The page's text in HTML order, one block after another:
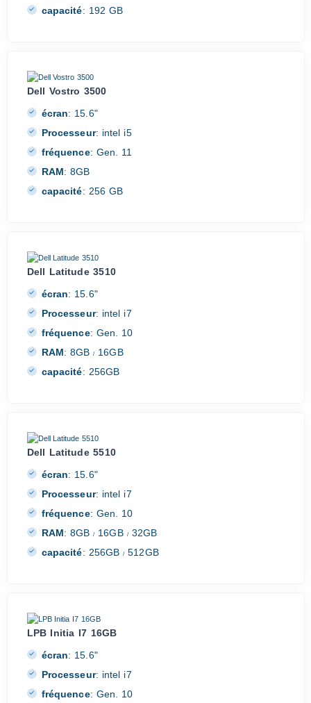
capacité: 192 GB
Dell Vostro 3500
écran: 15.6"
Processeur: intel i5
fréquence: Gen. 11
RAM: 8GB
capacité: 256 GB
Dell Latitude 3510
écran: 15.6"
Processeur: intel i7
fréquence: Gen. 10
RAM: 8GB/ 16GB
capacité: 256GB
Dell Latitude 5510
écran: 15.6"
Processeur: intel i7
fréquence: Gen. 10
RAM: 8GB/ 16GB /32GB
capacité: 256GB/ 512GB
LPB Initia I7 16GB
écran: 15.6"
Processeur: intel i7
fréquence: Gen. 10